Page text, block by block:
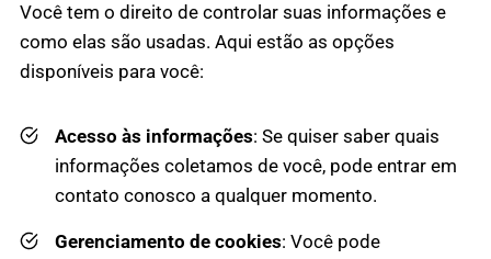
Você tem o direito de controlar suas informações e
como elas são usadas. Aqui estão as opções
disponíveis para você:
Acesso às informações: Se quiser saber quais
informações coletamos de você, pode entrar em
contato conosco a qualquer momento.
Gerenciamento de cookies: Você pode